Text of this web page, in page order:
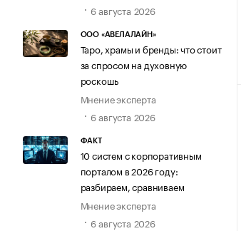
6 августа 2026
ООО «АВЕЛАЛАЙН»
Таро, храмы и бренды: что стоит
за спросом на духовную
роскошь
Мнение эксперта
6 августа 2026
ФАКТ
10 систем с корпоративным
порталом в 2026 году:
разбираем, сравниваем
Мнение эксперта
6 августа 2026